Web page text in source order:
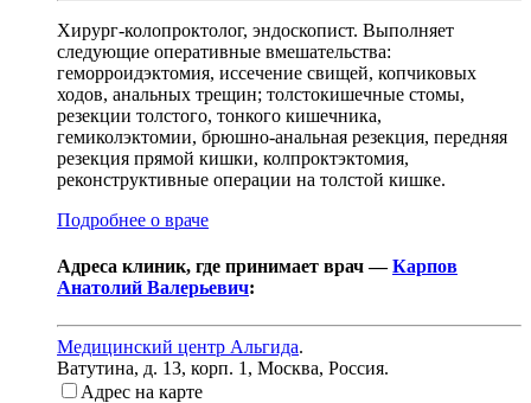
Хирург-колопроктолог, эндоскопист. Выполняет
следующие оперативные вмешательства:
геморроидэктомия, иссечение свищей, копчиковых
ходов, анальных трещин; толстокишечные стомы,
резекции толстого, тонкого кишечника,
гемиколэктомии, брюшно-анальная резекция, передняя
резекция прямой кишки, колпроктэктомия,
реконструктивные операции на толстой кишке.
Подробнее о враче
Адреса клиник, где принимает врач —Карпов
Анатолий Валерьевич:
Медицинский центр Альгида.
Ватутина, д. 13, корп. 1 , Москва, Россия.
Адрес на карте